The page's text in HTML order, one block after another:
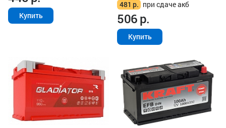
Купить
481 р. при сдаче акб
506р.
Купить